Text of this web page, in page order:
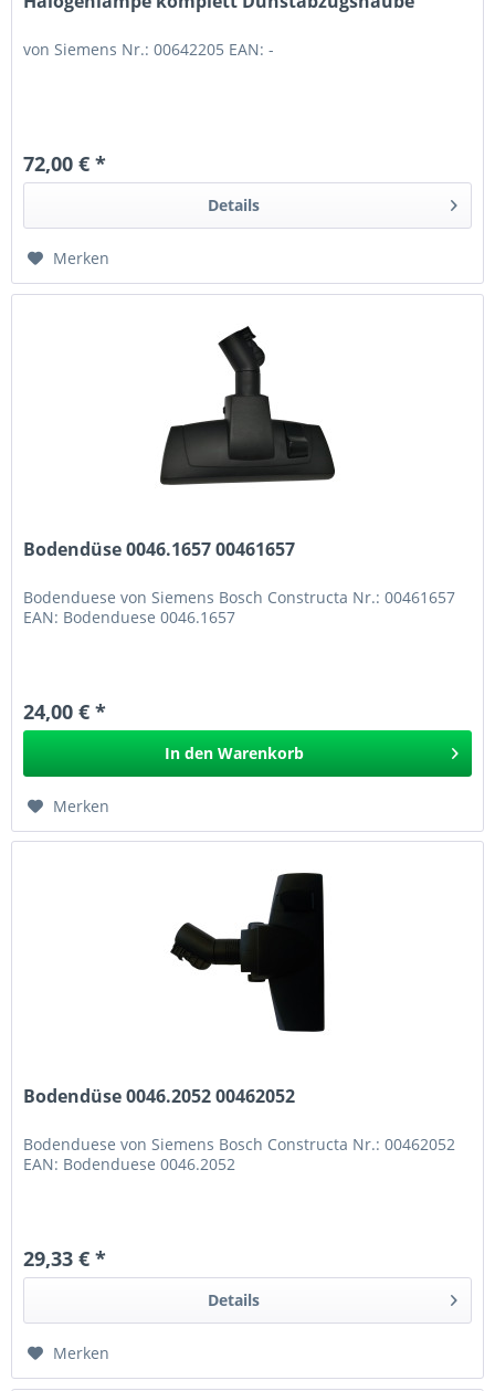
von Siemens Nr.: 00642205 EAN: -
72,00 € *
Details
Merken
Bodendüse 0046.1657 00461657
Bodenduese von Siemens Bosch Constructa Nr.: 00461657
EAN: Bodenduese 0046.1657
24,00 € *
In den Warenkorb
Merken
Bodendüse 0046.2052 00462052
Bodenduese von Siemens Bosch Constructa Nr.: 00462052
EAN: Bodenduese 0046.2052
29,33 € *
Details
Merken